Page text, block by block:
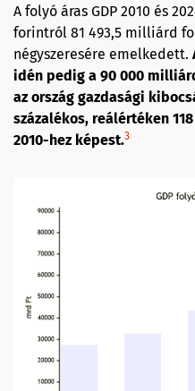
A folyó áras GDP 2010 és
forintról 81 493,5 milliárd
négyszeresére emelkedett.
idén pedig a 90 000
az ország gazdasági
százalékos, reálértéken
2010-hez képest.3